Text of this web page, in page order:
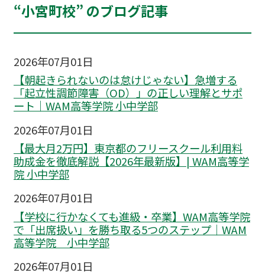
“小宮町校” のブログ記事
2026年07月01日
【朝起きられないのは怠けじゃない】急増する
「起立性調節障害（OD）」の正しい理解とサポ
ート｜WAM高等学院 小中学部
2026年07月01日
【最大月2万円】東京都のフリースクール利用料
助成金を徹底解説【2026年最新版】| WAM高等学
院 小中学部
2026年07月01日
【学校に行かなくても進級・卒業】WAM高等学院
で「出席扱い」を勝ち取る5つのステップ｜WAM
高等学院 小中学部
2026年07月01日